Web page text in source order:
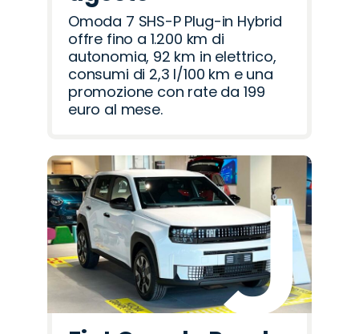
Omoda 7 SHS-P Plug-in Hybrid
offre fino a 1.200 km di
autonomia, 92 km in elettrico,
consumi di 2,3 l/100 km e una
promozione con rate da 199
euro al mese.